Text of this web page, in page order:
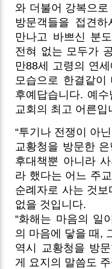
와 더불어 강복으
방문객들을 접견
만나고 바쁘신 분
전혀 없는 모두가
만88세 고령의 연
모습으로 한결같
후예답습니다. 예
교회의 최고 어른입
“투기나 전쟁이 아
교황청을 방문한
후대책뿐 아니라
라 했다는 어느 주
순례자로 사는 것
없을 것입니다.
“화해는 마음의 일
의 마음에 닿을 때,
역시 교황청을 방
게 요지의 말씀도